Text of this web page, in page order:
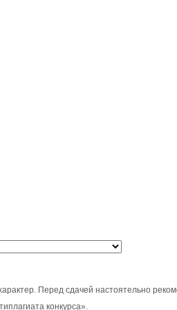
Перед сдачей настоятельно
конкурса».